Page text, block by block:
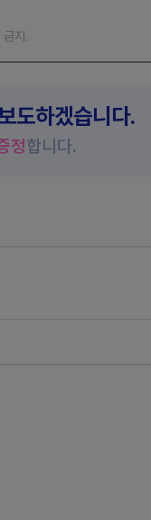
지.
도하겠습니다.
정합니다.